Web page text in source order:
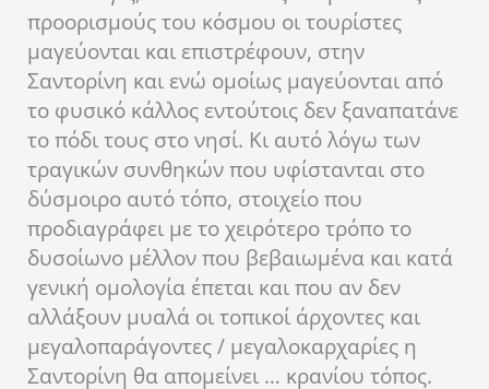
προορισμούς του κόσμου οι τουρίστες
μαγεύονται και επιστρέφουν, στην
Σαντορίνη και ενώ ομοίως μαγεύονται από
το φυσικό κάλλος εντούτοις δεν ξαναπατάνε
το πόδι τους στο νησί. Κι αυτό λόγω των
τραγικών συνθηκών που υφίστανται στο
δύσμοιρο αυτό τόπο, στοιχείο που
προδιαγράφει με το χειρότερο τρόπο το
δυσοίωνο μέλλον που βεβαιωμένα και κατά
γενική ομολογία έπεται και που αν δεν
αλλάξουν μυαλά οι τοπικοί άρχοντες και
μεγαλοπαράγοντες / μεγαλοκαρχαρίες η
Σαντορίνη θα απομείνει … κρανίου τόπος.